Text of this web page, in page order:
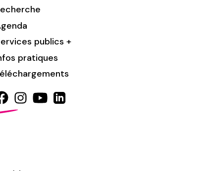
publics +
pratiques